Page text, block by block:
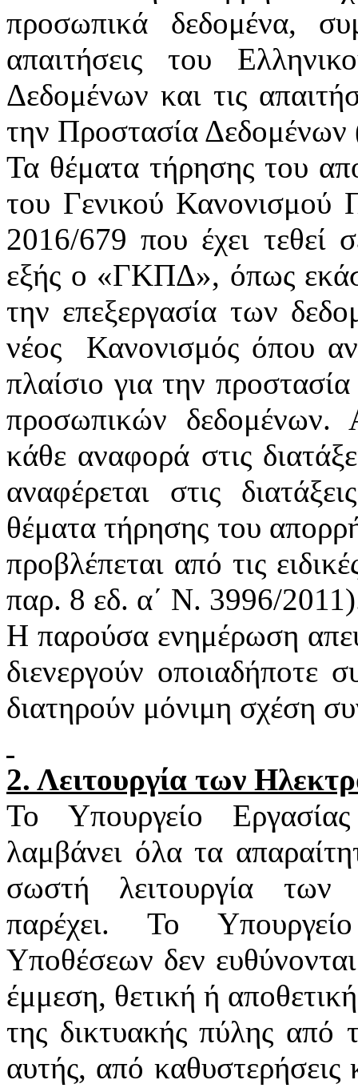
προσωπικά δεδομένα,
απαιτήσεις του
Δεδομένων και τις
την Προστασία
Τα θέματα τήρησης του
του Γενικού
2016/679 που έχει τεθεί
εξής ο «ΓΚΠΔ», όπως
την επεξεργασία των
νέος
Κανονισμός όπου
πλαίσιο για την
προσωπικών
κάθε αναφορά στις
αναφέρεται στις
θέματα τήρησης του
προβλέπεται από τις
παρ. 8 εδ. α΄ Ν. 3996/
Η παρούσα ενημέρωση
διενεργούν
διατηρούν μόνιμη σχέση
2. Λειτουργία των
Το Υπουργείο
λαμβάνει όλα τα
σωστή λειτουργία των
παρέχει. Το
Υποθέσεων δεν
έμμεση, θετική ή
της δικτυακής πύλης
αυτής, από